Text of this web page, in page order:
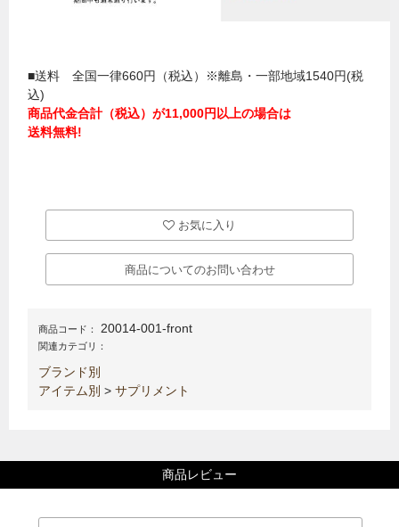
■送料 全国一律660円（税込）※離島・一部地域1540円(税
込)
商品代金合計（税込）が11,000円以上の場合は
送料無料!
お気に入り
商品についてのお問い合わせ
商品コード： 20014-001-front
関連カテゴリ：
ブランド別
アイテム別 > サプリメント
商品レビュー